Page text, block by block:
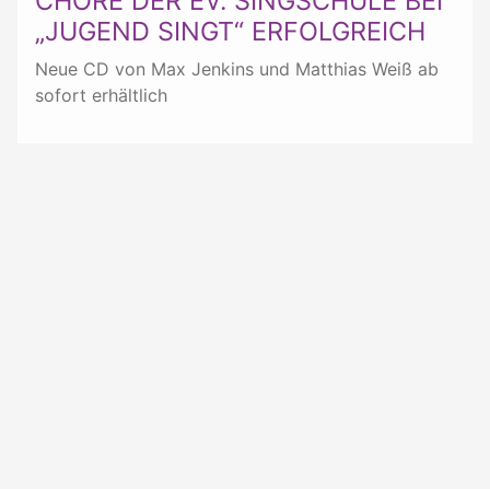
„JUGEND SINGT“ ERFOLGREICH
Neue CD von Max Jenkins und Matthias Weiß ab
sofort erhältlich